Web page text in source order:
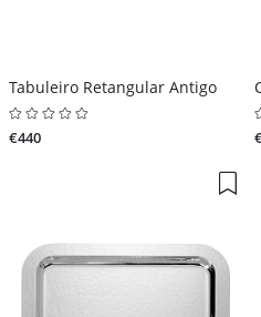
Tabuleiro Retangular Antigo
€440